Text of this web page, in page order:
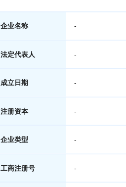
企业名称 -
法定代表人 -
成立日期 -
注册资本 -
企业类型 -
工商注册号 -